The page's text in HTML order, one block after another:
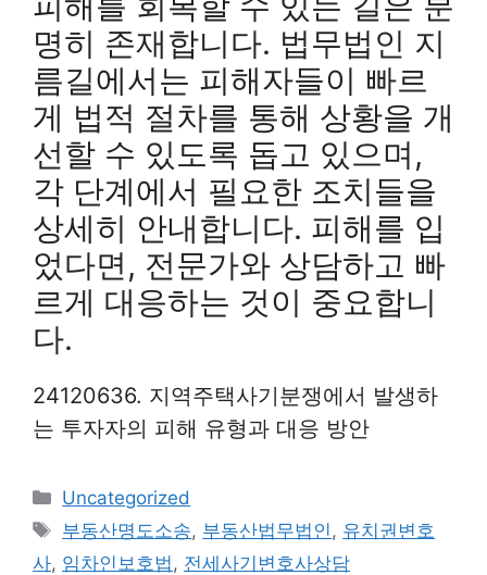
명히 존재합니다. 법무법인 지
름길에서는 피해자들이 빠르
게 법적 절차를 통해 상황을 개
선할 수 있도록 돕고 있으며,
각 단계에서 필요한 조치들을
상세히 안내합니다. 피해를 입
었다면, 전문가와 상담하고 빠
르게 대응하는 것이 중요합니
다.
24120636. 지역주택사기분쟁에서 발생하
는 투자자의 피해 유형과 대응 방안
Categories
Uncategorized
Tags
부동산명도소송, 부동산법무법인 , 유치권변호
사, 임차인보호법 , 전세사기변호사상담